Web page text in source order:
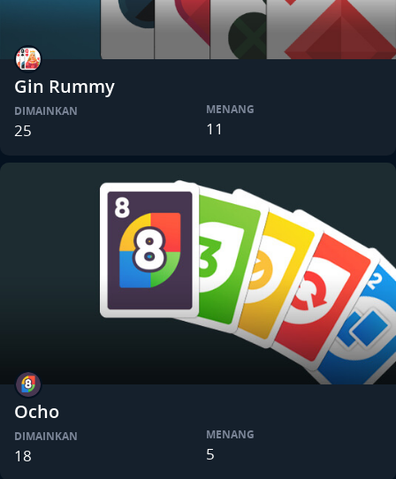
Gin Rummy
DIMAINKAN
25
MENANG
11
Ocho
DIMAINKAN
18
MENANG
5